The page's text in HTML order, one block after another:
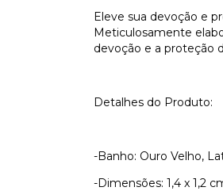
Eleve sua devoção e
Meticulosamente
devoção e a proteção
Detalhes do Produto:
-Banho: Ouro Velho,
-Dimensões: 1,4 x 1,2